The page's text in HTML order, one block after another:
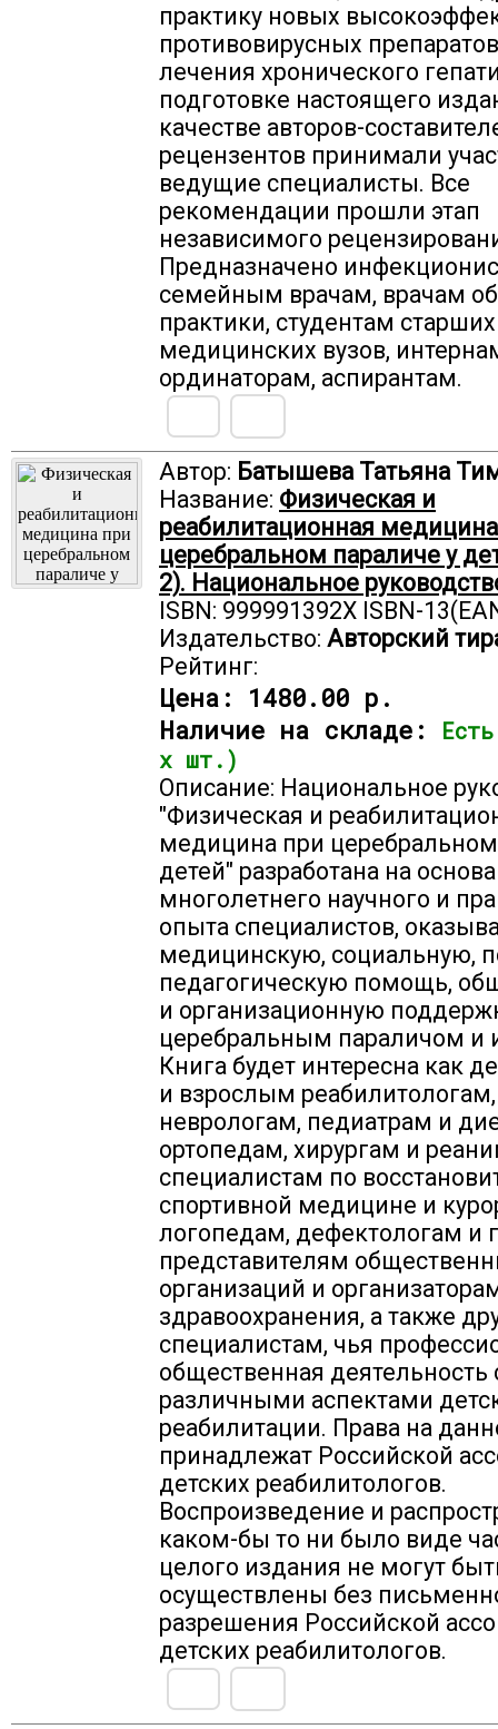
практику новых
противовирусных
лечения хронического
подготовке настоящего
качестве авторов-
рецензентов принимали
ведущие специалисты. Все
рекомендации прошли этап
независимого
Предназначено
семейным врачам, врачам
практики, студентам
медицинских вузов,
ординаторам, аспирантам.
Автор: Батышева Татьяна
Название: Физическая и
реабилитационная
церебральном параличе у
2). Национальное
ISBN: 999991392X ISBN-
Издательство: Авторский
Рейтинг:
Цена: 1480.00 р.
Наличие на складе:
х шт.)
Описание: Национальное
"Физическая и
медицина при
детей" разработана на
многолетнего научного и
опыта специалистов,
медицинскую, социальную,
педагогическую помощь,
и организационную
церебральным параличом и
Книга будет интересна как
и взрослым реабилитологам,
неврологам, педиатрам и
ортопедам, хирургам и
специалистам по
спортивной медицине и
логопедам, дефектологам и
представителям
организаций и
здравоохранения, а также
специалистам, чья
общественная деятельность
различными аспектами
реабилитации. Права на
принадлежат Российской
детских реабилитологов.
Воспроизведение и
каком-бы то ни было виде
целого издания не могут
осуществлены без
разрешения Российской
детских реабилитологов.